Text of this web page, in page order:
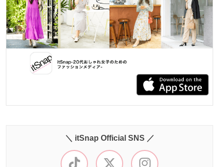
＼ itSnap Official SNS ／